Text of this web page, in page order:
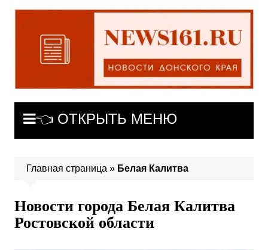
Перейти
содержимому
👈 ОТКРЫТЬ МЕНЮ
Главная страница » Белая Калитва
Новости города Белая Калитва
Ростовской области